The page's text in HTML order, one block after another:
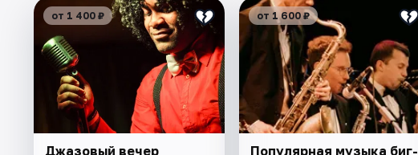
от 1 400 ₽
Джазовый вечер
от 1 600 ₽
Популярная музыка биг-